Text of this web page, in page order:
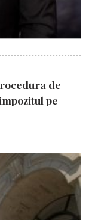
de
pe